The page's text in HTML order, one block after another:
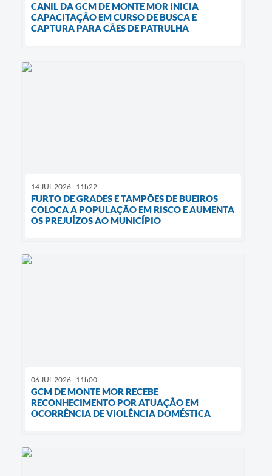
CANIL DA GCM DE MONTE MOR INICIA
CAPACITAÇÃO EM CURSO DE BUSCA E
CAPTURA PARA CÃES DE PATRULHA
14 JUL 2026 - 11h22
FURTO DE GRADES E TAMPÕES DE BUEIROS
COLOCA A POPULAÇÃO EM RISCO E AUMENTA
OS PREJUÍZOS AO MUNICÍPIO
06 JUL 2026 - 11h00
GCM DE MONTE MOR RECEBE
RECONHECIMENTO POR ATUAÇÃO EM
OCORRÊNCIA DE VIOLÊNCIA DOMÉSTICA